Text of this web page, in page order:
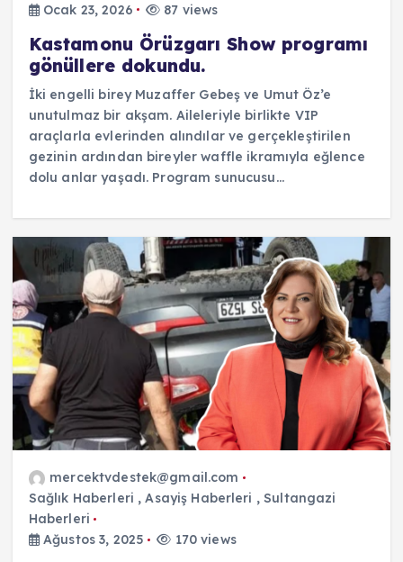
Ocak 23, 2026
87 views
Kastamonu Örüzgarı Show programı
gönüllere dokundu.
İki engelli birey Muzaffer Gebeş ve Umut Öz’e
unutulmaz bir akşam. Aileleriyle birlikte VIP
araçlarla evlerinden alındılar ve gerçekleştirilen
gezinin ardından bireyler waffle ikramıyla eğlence
dolu anlar yaşadı. Program sunucusu…
mercektvdestek@gmail.com
Sağlık Haberleri ,Asayiş Haberleri ,Sultangazi
Haberleri
Ağustos 3, 2025
170 views